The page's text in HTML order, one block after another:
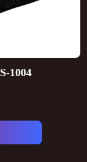
1004